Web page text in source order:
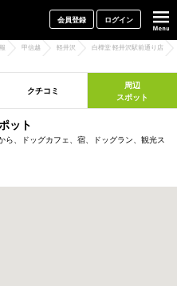
会員登録 ログイン
甲信越 軽井沢 白樺堂 軽井沢駅前通り店
クチコミ
周辺
スポット
ット
、ドッグカフェ、宿、ドッグラン、観光ス